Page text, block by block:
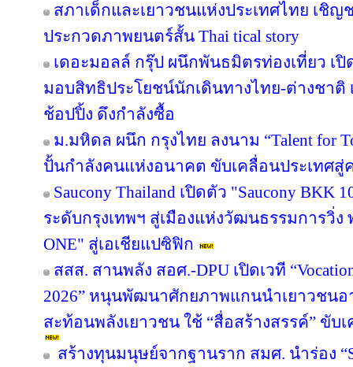
สภาเด็กและเยาวชนแห่งประเทศไทย เชิ
ประกวดภาพยนตร์สั้น Thai tical story
เดอะมอลล์ กรุ๊ป ผนึกพันธมิตรท่องเที่ยว เปิด
มอบสิทธิประโยชน์นักเดินทางไทย-ต่างชาติ
ช้อปปิ้ง ดึงกำลังซื้อ
ม.มหิดล ผนึก กรุงไทย ลงนาม “Talent for
ปั้นกำลังคนแห่งอนาคต ขับเคลื่อนประเทศสู่
Saucony Thailand เปิดตัว "Saucony
ระดับกรุงเทพฯ สู่เมืองแห่งวัฒนธรรมการวิ่ง
ONE" สู่เอเชียแปซิฟิก
สสส. สานพลัง สอศ.-DPU เปิดเวที
2026” หนุนพัฒนาศักยภาพแกนนำเยาวชน
สะท้อนพลังเยาวชน ใช้ “สื่อสร้างสรรค์” ขับ
สร้างทุนมนุษย์จากฐานราก สมศ. นำร่อง